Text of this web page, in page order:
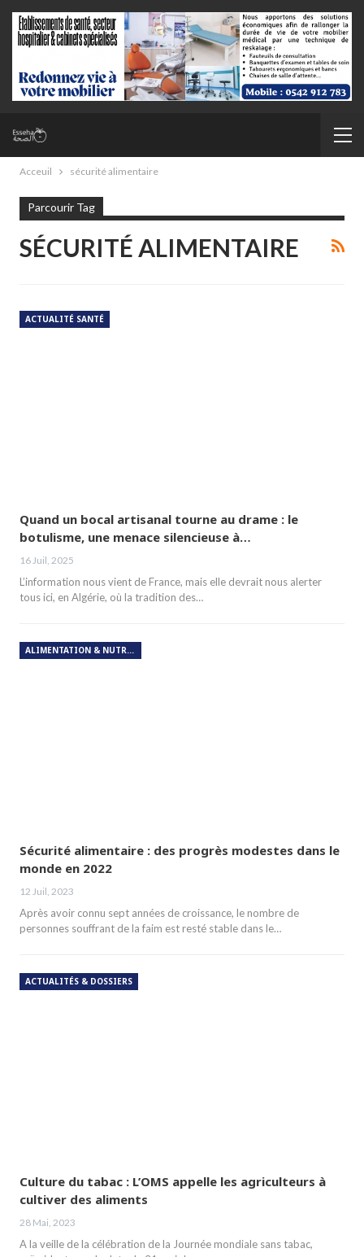
Acceuil sécurité alimentaire
Parcourir Tag
SÉCURITÉ ALIMENTAIRE
ACTUALITÉ SANTÉ
Quand un bocal artisanal tourne au drame : le
botulisme, une menace silencieuse à…
16 Juil, 2025
L’information nous vient de France, mais elle devrait nous alerter
tous ici, en Algérie, où la tradition des…
ALIMENTATION & NUTRITION
Sécurité alimentaire : des progrès modestes dans le
monde en 2022
12 Juil, 2023
Après avoir connu sept années de croissance, le nombre de
personnes souffrant de la faim est resté stable dans le…
ACTUALITÉS & DOSSIERS
Culture du tabac : L’OMS appelle les agriculteurs à
cultiver des aliments
28 Mai, 2023
A la veille de la célébration de la Journée mondiale sans tabac,